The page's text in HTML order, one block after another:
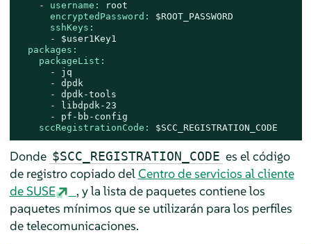
-
username:
root
encryptedPassword:
$ROOT_PASSWORD
sshKeys:
-
$user1Key1
packages:
packageList:
-
jq
-
dpdk
-
dpdk-tools
-
libdpdk-23
-
pf-bb-config
sccRegistrationCode:
$SCC_REGISTRATION_CODE
Donde $SCC_REGISTRATION_CODE es el código
de registro copiado delCentro de servicios al cliente
de SUSE
, y la lista de paquetes contiene los
paquetes mínimos que se utilizarán para los perfiles
de telecomunicaciones.